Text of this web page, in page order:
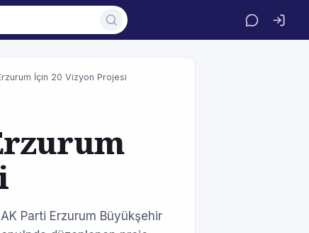
İçin 20 Vizyon Projesi
Parti Erzurum Büyükşehir